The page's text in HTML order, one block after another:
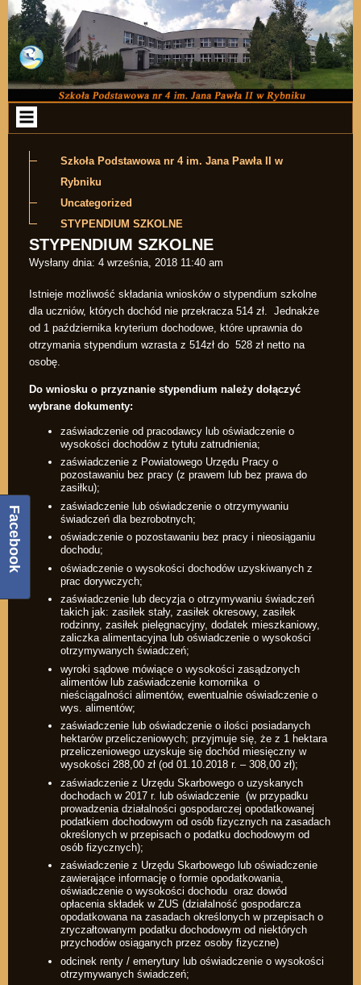
Przejdź do zawartości
Szkoła Podstawowa nr 4 im. Jana Pawła II w
Rybniku
Uncategorized
STYPENDIUM SZKOLNE
STYPENDIUM SZKOLNE
Wysłany dnia: 4 września, 2018 11:40 am
Istnieje możliwość składania wniosków o stypendium szkolne
dla uczniów, których dochód nie przekracza 514 zł. Jednakże
od 1 października kryterium dochodowe, które uprawnia do
otrzymania stypendium wzrasta z 514zł do 528 zł netto na
osobę.
Do wniosku o przyznanie stypendium należy dołączyć
wybrane dokumenty:
zaświadczenie od pracodawcy lub oświadczenie o
wysokości dochodów z tytułu zatrudnienia;
zaświadczenie z Powiatowego Urzędu Pracy o
pozostawaniu bez pracy (z prawem lub bez prawa do
zasiłku);
zaświadczenie lub oświadczenie o otrzymywaniu
świadczeń dla bezrobotnych;
oświadczenie o pozostawaniu bez pracy i nieosiąganiu
dochodu;
oświadczenie o wysokości dochodów uzyskiwanych z
prac dorywczych;
zaświadczenie lub decyzja o otrzymywaniu świadczeń
takich jak: zasiłek stały, zasiłek okresowy, zasiłek
rodzinny, zasiłek pielęgnacyjny, dodatek mieszkaniowy,
zaliczka alimentacyjna lub oświadczenie o wysokości
otrzymywanych świadczeń;
wyroki sądowe mówiące o wysokości zasądzonych
alimentów lub zaświadczenie komornika o
nieściągalności alimentów, ewentualnie oświadczenie o
wys. alimentów;
zaświadczenie lub oświadczenie o ilości posiadanych
hektarów przeliczeniowych; przyjmuje się, że z 1 hektara
przeliczeniowego uzyskuje się dochód miesięczny w
wysokości 288,00 zł (od 01.10.2018 r. – 308,00 zł);
zaświadczenie z Urzędu Skarbowego o uzyskanych
dochodach w 2017 r. lub oświadczenie (w przypadku
prowadzenia działalności gospodarczej opodatkowanej
podatkiem dochodowym od osób fizycznych na zasadach
określonych w przepisach o podatku dochodowym od
osób fizycznych);
zaświadczenie z Urzędu Skarbowego lub oświadczenie
zawierające informację o formie opodatkowania,
oświadczenie o wysokości dochodu oraz dowód
opłacenia składek w ZUS (działalność gospodarcza
opodatkowana na zasadach określonych w przepisach o
zryczałtowanym podatku dochodowym od niektórych
przychodów osiąganych przez osoby fizyczne)
odcinek renty / emerytury lub oświadczenie o wysokości
otrzymywanych świadczeń;
Facebook